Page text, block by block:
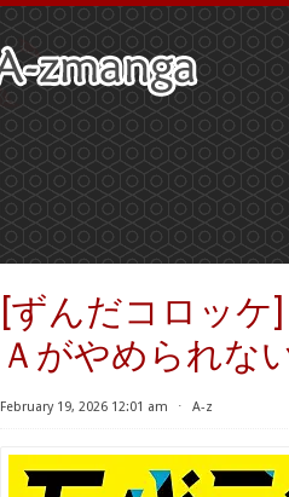
[ずんだコロッケ
Ａがやめられな
February 19, 2026 12:01 am ⋅ A-z